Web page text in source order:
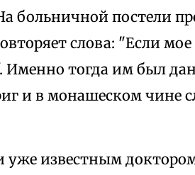
больничной постели
слова: "Если
Именно тогда им был
и в монашеском чине
уже известным